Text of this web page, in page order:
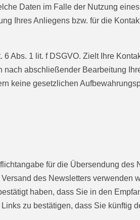
Daten im Falle der Nutzung
Ihres Anliegens bzw. für die
Abs. 1 lit. f DSGVO. Zielt Ihre
abschließender Bearbeitung
keine gesetzlichen
für die Übersendung des
des Newsletters verwenden
haben, dass Sie in den
zu bestätigen, dass Sie künftig